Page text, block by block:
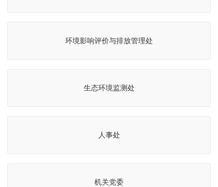
环境影响评价与排放管理处
生态环境监测处
人事处
机关党委